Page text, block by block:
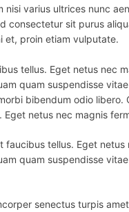
nisi varius ultrices nunc
consectetur sit purus
et, proin etiam vulputate.
tellus. Eget netus nec
quam suspendisse
bibendum odio libero.
netus nec magnis
faucibus tellus. Eget netus
quam suspendisse
senectus turpis